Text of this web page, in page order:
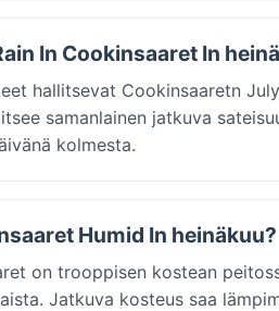
In Cookinsaaret In
hallitsevat Cookinsaaretn
samanlainen jatkuva
kolmesta.
Humid In heinäkuu?
on trooppisen kostean
Jatkuva kosteus saa